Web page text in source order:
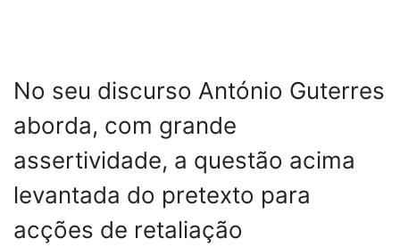
No seu discurso António Guterres
aborda, com grande
assertividade, a questão acima
levantada do pretexto para
acções de retaliação